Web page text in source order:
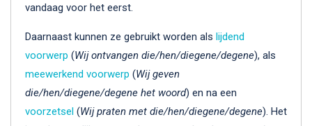
vandaag voor het eerst.
Daarnaast kunnen ze gebruikt worden als lijdend
voorwerp (Wij ontvangen die/hen/diegene/degene), als
meewerkend voorwerp (Wij geven
die/hen/diegene/degene het woord) en na een
voorzetsel (Wij praten met die/hen/diegene/degene). Het